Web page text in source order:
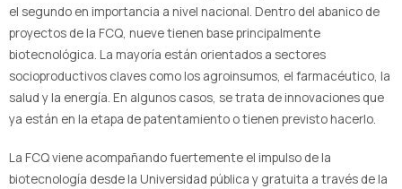
el segundo en importancia a nivel nacional. Dentro del abanico de
proyectos de la FCQ, nueve tienen base principalmente
biotecnológica. La mayoría están orientados a sectores
socioproductivos claves como los agroinsumos, el farmacéutico, la
salud y la energía. En algunos casos, se trata de innovaciones que
ya están en la etapa de patentamiento o tienen previsto hacerlo.
La FCQ viene acompañando fuertemente el impulso de la
biotecnología desde la Universidad pública y gratuita a través de la